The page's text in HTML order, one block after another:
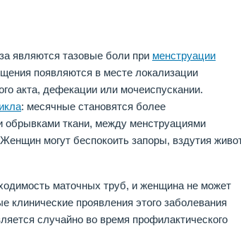
являются тазовые боли при менструации
появляются в месте локализации
акта, дефекации или мочеиспускании.
: месячные становятся более
ткани, между менструациями
могут беспокоить запоры, вздутия
маточных труб, и женщина не может
проявления этого заболевания
случайно во время профилактического